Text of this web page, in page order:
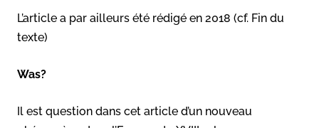
L’article a par ailleurs été rédigé en 2018 (cf. Fin du
texte)
Was?
Il est question dans cet article d’un nouveau